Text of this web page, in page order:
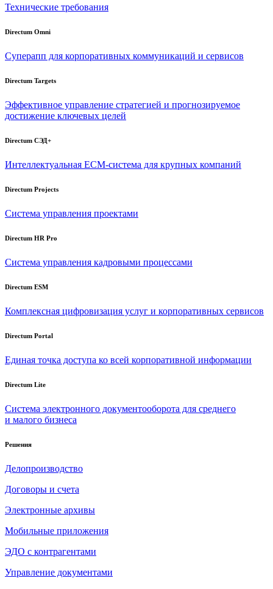
Технические требования
Directum Omni
Суперапп для корпоративных коммуникаций и сервисов
Directum Targets
Эффективное управление стратегией и прогнозируемое
достижение ключевых целей
Directum СЭД+
Интеллектуальная ECM-система для крупных компаний
Directum Projects
Система управления проектами
Directum HR Pro
Система управления кадровыми процессами
Directum ESM
Комплексная цифровизация услуг и корпоративных сервисов
Directum Portal
Единая точка доступа ко всей корпоративной информации
Directum Lite
Система электронного документооборота для среднего
и малого бизнеса
Решения
Делопроизводство
Договоры и счета
Электронные архивы
Мобильные приложения
ЭДО с контрагентами
Управление документами